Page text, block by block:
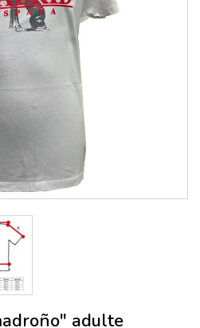
adulte